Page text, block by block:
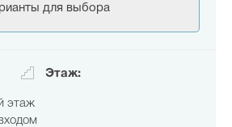
для выбора
Этаж:
этаж